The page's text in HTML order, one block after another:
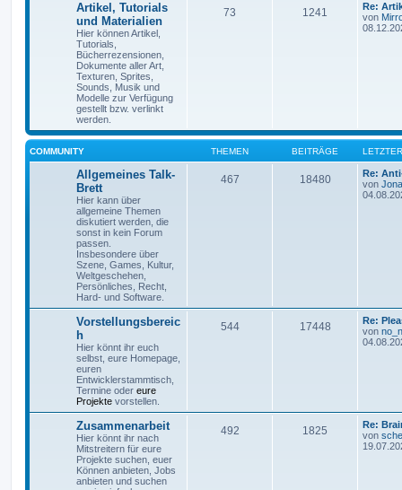
Artikel, Tutorials
und Materialien
Hier können Artikel,
Tutorials,
Bücherrezensionen,
Dokumente aller Art,
Texturen, Sprites,
Sounds, Musik und
Modelle zur Verfügung
gestellt bzw. verlinkt
werden.
73 1241
Re:
von
COMMUNITY THEMEN BEITRÄGE
Allgemeines Talk-
Brett
Hier kann über
allgemeine Themen
diskutiert werden, die
sonst in kein Forum
passen.
Insbesondere über
Szene, Games, Kultur,
Weltgeschehen,
Persönliches, Recht,
Hard- und Software.
467 18480
Re:
von
Vorstellungsbereic
h
Hier könnt ihr euch
selbst, eure Homepage,
euren
Entwicklerstammtisch,
Termine oder eure
Projekte vorstellen.
544 17448
Re:
von
Zusammenarbeit
Hier könnt ihr nach
Mitstreitern für eure
Projekte suchen, euer
Können anbieten, Jobs
anbieten und suchen
492 1825
Re:
von